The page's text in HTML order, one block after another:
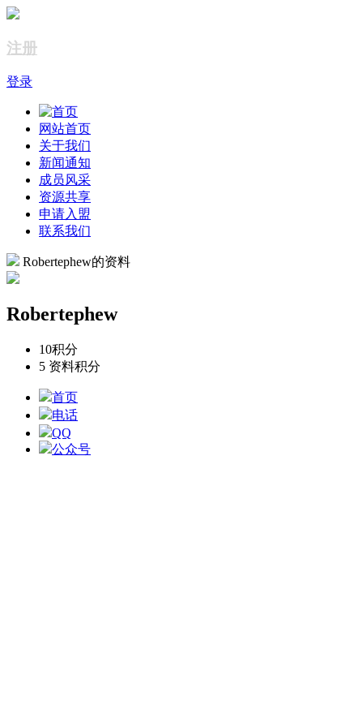
注册
登录
网站首页
关于我们
新闻通知
成员风采
资源共享
申请入盟
联系我们
Robertephew的资料
Robertephew
10积分
5 资料积分
首页
电话
QQ
公众号